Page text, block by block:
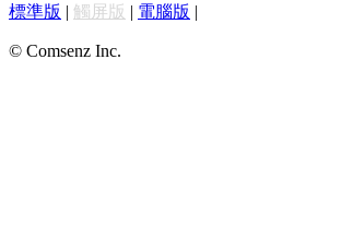
標準版 | 觸屏版 | 電腦版 |
© Comsenz Inc.